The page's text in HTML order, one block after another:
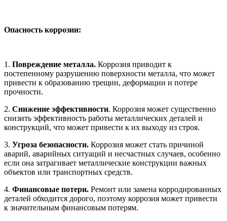
Опасность коррозии:
1. Повреждение металла. Коррозия приводит к
постепенному разрушению поверхности металла, что может
привести к образованию трещин, деформации и потере
прочности.
2. Снижение эффективности. Коррозия может существенно
снизить эффективность работы металлических деталей и
конструкций, что может привести к их выходу из строя.
3. Угроза безопасности. Коррозия может стать причиной
аварий, аварийных ситуаций и несчастных случаев, особенно
если она затрагивает металлические конструкции важных
объектов или транспортных средств.
4. Финансовые потери. Ремонт или замена корродированных
деталей обходится дорого, поэтому коррозия может привести
к значительным финансовым потерям.